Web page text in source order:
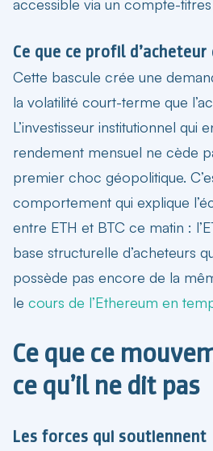
accessible via un compte-
Ce que ce profil d’acheteur
Cette bascule crée une
la volatilité court-terme que
L’investisseur institutionnel qui
rendement mensuel ne cède
premier choc géopolitique.
comportement qui explique
entre ETH et BTC ce matin :
base structurelle d’acheteurs
possède pas encore de la
le cours de l’Ethereum en
Ce que ce
ce qu’il ne dit pas
Les forces qui soutiennent